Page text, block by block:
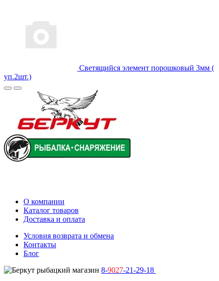
Светящийся элемент порошковый 3мм (
уп.2шт.)
О компании
Каталог товаров
Доставка и оплата
Условия возврата и обмена
Контакты
Блог
8-9027-21-29-18